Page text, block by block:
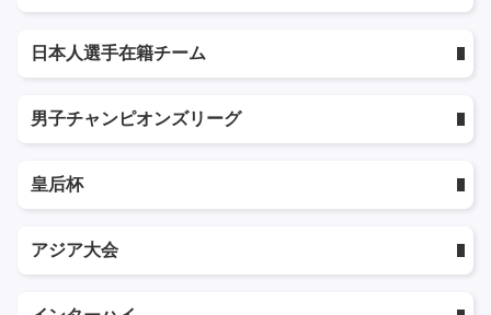
日本人選手在籍チーム
男子チャンピオンズリーグ
皇后杯
アジア大会